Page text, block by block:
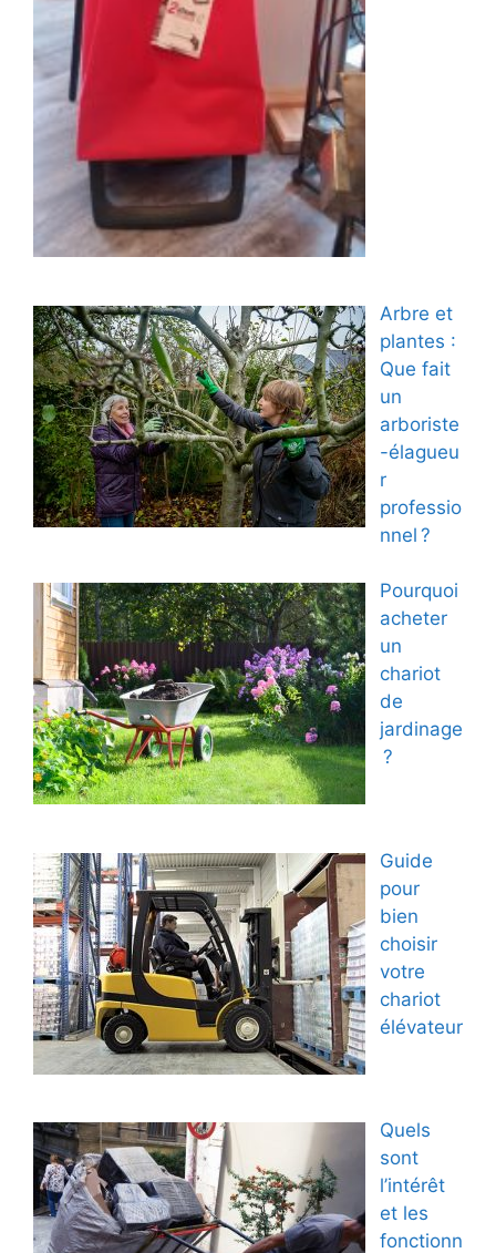
Arbre et
plantes :
Que fait
un
arboriste
-élagueu
r
professio
nnel ?
Pourquoi
acheter
un
chariot
de
jardinage
?
Guide
pour
bien
choisir
votre
chariot
élévateur
Quels
sont
l’intérêt
et les
fonctionn